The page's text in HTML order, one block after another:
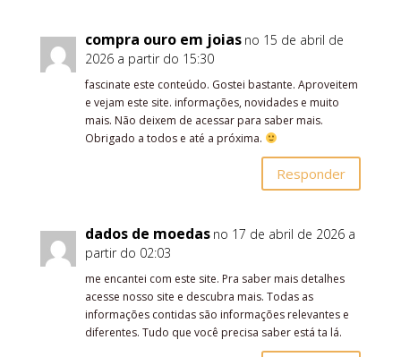
compra ouro em joias no 15 de abril de
2026 a partir do 15:30
fascinate este conteúdo. Gostei bastante. Aproveitem
e vejam este site. informações, novidades e muito
mais. Não deixem de acessar para saber mais.
Obrigado a todos e até a próxima.
Responder
dados de moedas no 17 de abril de 2026 a
partir do 02:03
me encantei com este site. Pra saber mais detalhes
acesse nosso site e descubra mais. Todas as
informações contidas são informações relevantes e
diferentes. Tudo que você precisa saber está ta lá.